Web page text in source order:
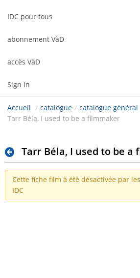
IDC pour tous
abonnement VàD
accès VàD
Sign In
Accueil / catalogue / catalogue général
Tarr Béla, I used to be a filmmaker
Tarr Béla, I used to be a
Cette fiche film à été désactivée par
IDC